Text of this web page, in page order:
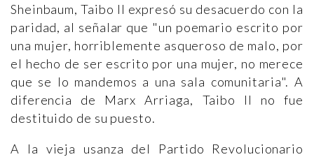
Sheinbaum, Taibo II expresó su desacuerdo con la
paridad, al señalar que "un poemario escrito por
una mujer, horriblemente asqueroso de malo, por
el hecho de ser escrito por una mujer, no merece
que se lo mandemos a una sala comunitaria". A
diferencia de Marx Arriaga, Taibo II no fue
destituido de su puesto.
A la vieja usanza del Partido Revolucionario